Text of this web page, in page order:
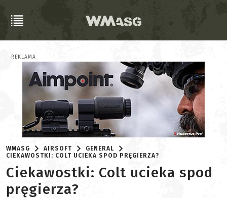
REKLAMA
WMASG AIRSOFT
GENERAL
CIEKAWOSTKI: COLT UCIEKA SPOD PRĘGIERZA?
Ciekawostki: Colt ucieka spod
pręgierza?